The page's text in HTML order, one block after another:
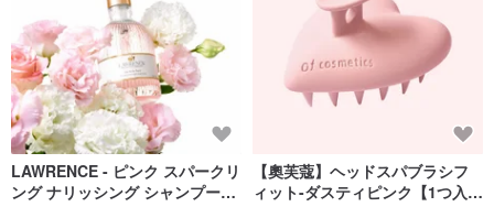
LAWRENCE - ピンク スパークリ
ング ナリッシング シャンプー
【奧芙蔻】ヘッドスパブラシフ
ィット-ダスティピンク【1つ入